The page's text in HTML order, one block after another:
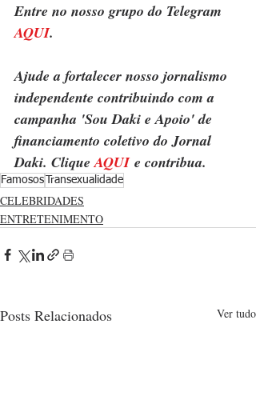
Entre no nosso grupo do Telegram
AQUI.
Ajude a fortalecer nosso jornalismo
independente contribuindo com a
campanha 'Sou Daki e Apoio' de
financiamento coletivo do Jornal
Daki. Clique AQUI e contribua.
Famosos Transexualidade
CELEBRIDADES
ENTRETENIMENTO
Posts Relacionados Ver tudo